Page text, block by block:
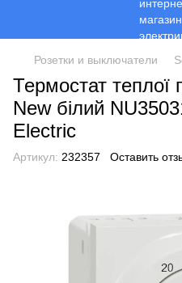
Розетки и выключатели
Термостат теплої
New білий
Electric
Артикул: 232357 Оставить